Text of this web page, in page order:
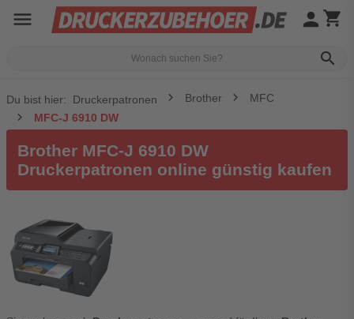
menu
search
person shopping_cart
Du bist hier: Druckerpatronen Brother
MFC
MFC-J 6910 DW
Brother MFC-J 6910 DW
Druckerpatronen online günstig kaufen